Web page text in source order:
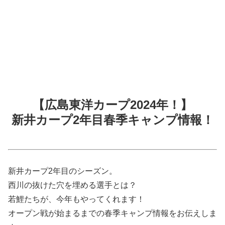
【広島東洋カープ2024年！】
新井カープ2年目春季キャンプ情報！
新井カープ2年目のシーズン。
西川の抜けた穴を埋める選手とは？
若鯉たちが、今年もやってくれます！
オープン戦が始まるまでの春季キャンプ情報をお伝えしま